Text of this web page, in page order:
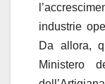
industrie
Da allora,
Ministero